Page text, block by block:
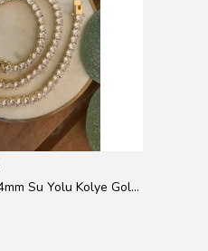
14K Altın Kaplama 4mm Su Yolu Kolye Gold 41cm